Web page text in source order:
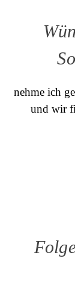
nehme ich
und wir